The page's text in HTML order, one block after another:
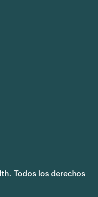
Todos los derechos